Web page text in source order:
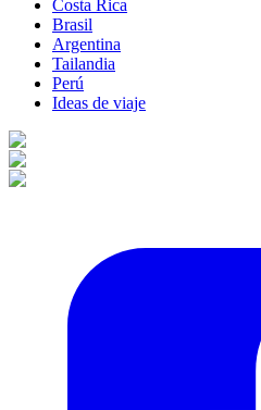
Costa Rica
Brasil
Argentina
Tailandia
Perú
Ideas de viaje